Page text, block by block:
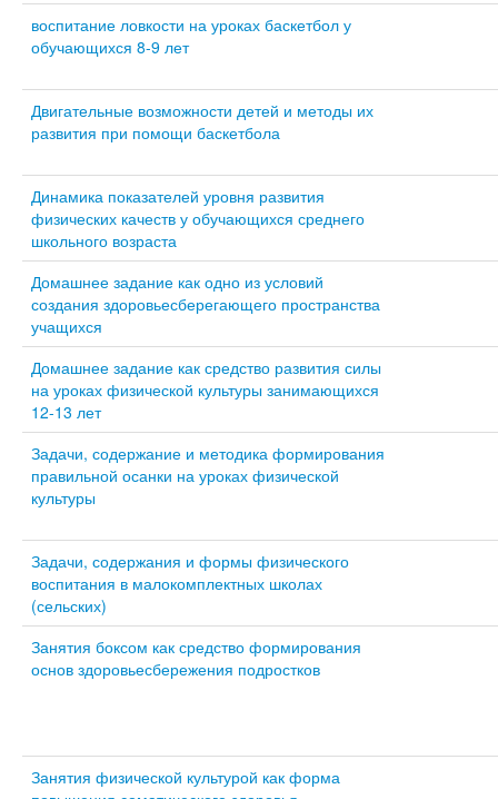
воспитание ловкости на уроках баскетбол у
обучающихся 8-9 лет
Двигательные возможности детей и методы их
развития при помощи баскетбола
Динамика показателей уровня развития
физических качеств у обучающихся среднего
школьного возраста
Домашнее задание как одно из условий
создания здоровьесберегающего пространства
учащихся
Домашнее задание как средство развития силы
на уроках физической культуры занимающихся
12-13 лет
Задачи, содержание и методика формирования
правильной осанки на уроках физической
культуры
Задачи, содержания и формы физического
воспитания в малокомплектных школах
(сельских)
Занятия боксом как средство формирования
основ здоровьесбережения подростков
Занятия физической культурой как форма